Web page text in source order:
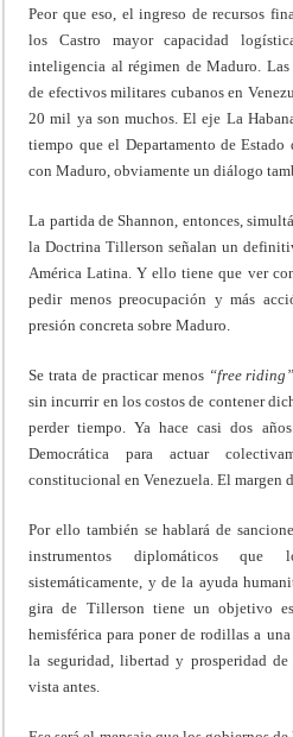
Peor que eso, el ingreso de recursos
los Castro mayor capacidad
inteligencia al régimen de Maduro. Las
de efectivos militares cubanos en
20 mil ya son muchos. El eje La
tiempo que el Departamento de
con Maduro, obviamente un diálogo
La partida de Shannon, entonces,
la Doctrina Tillerson señalan un
América Latina. Y ello tiene que ver
pedir menos preocupación y más
presión concreta sobre Maduro.
Se trata de practicar menos “free
sin incurrir en los costos de contener
perder tiempo. Ya hace casi dos
Democrática para actuar
constitucional en Venezuela. El margen
Por ello también se hablará de
instrumentos diplomáticos que
sistemáticamente, y de la ayuda
gira de Tillerson tiene un objetivo
hemisférica para poner de rodillas a
la seguridad, libertad y prosperidad
vista antes.